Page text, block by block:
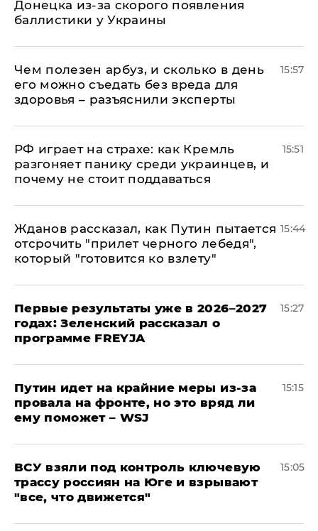
Донецка из-за скорого появления
баллистики у Украины
Чем полезен арбуз, и сколько в день
его можно съедать без вреда для
здоровья – разъяснили эксперты
15:57
РФ играет на страхе: как Кремль
разгоняет панику среди украинцев, и
почему не стоит поддаваться
15:51
Жданов рассказал, как Путин пытается
отсрочить "прилет черного лебедя",
который "готовится ко взлету"
15:44
Первые результаты уже в 2026–2027
годах: Зеленский рассказал о
программе FREYJA
15:27
Путин идет на крайние меры из-за
провала на фронте, но это вряд ли
ему поможет – WSJ
15:15
ВСУ взяли под контроль ключевую
трассу россиян на Юге и взрывают
"все, что движется"
15:05